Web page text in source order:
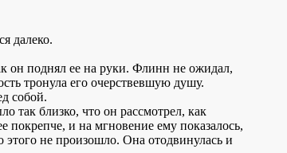
далеко.
он поднял ее на руки. Флинн не ожидал,
тронула его очерствевшую душу.
собой.
так близко, что он рассмотрел, как
покрепче, и на мгновение ему показалось,
этого не произошло. Она отодвинулась и